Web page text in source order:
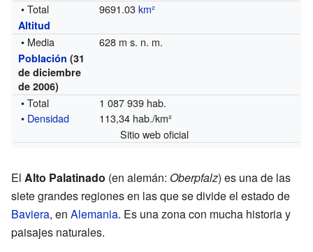
• Total 9691.03km²
Altitud
• Media 628 m s. n. m.
Población (31
de diciembre
de 2006)
• Total
1 087 939 hab.
• Densidad
113,34 hab./km²
Sitio web oficial
El Alto Palatinado (en alemán: Oberpfalz) es una de las
siete grandes regiones en las que se divide el estado de
Baviera, en Alemania. Es una zona con mucha historia y
paisajes naturales.